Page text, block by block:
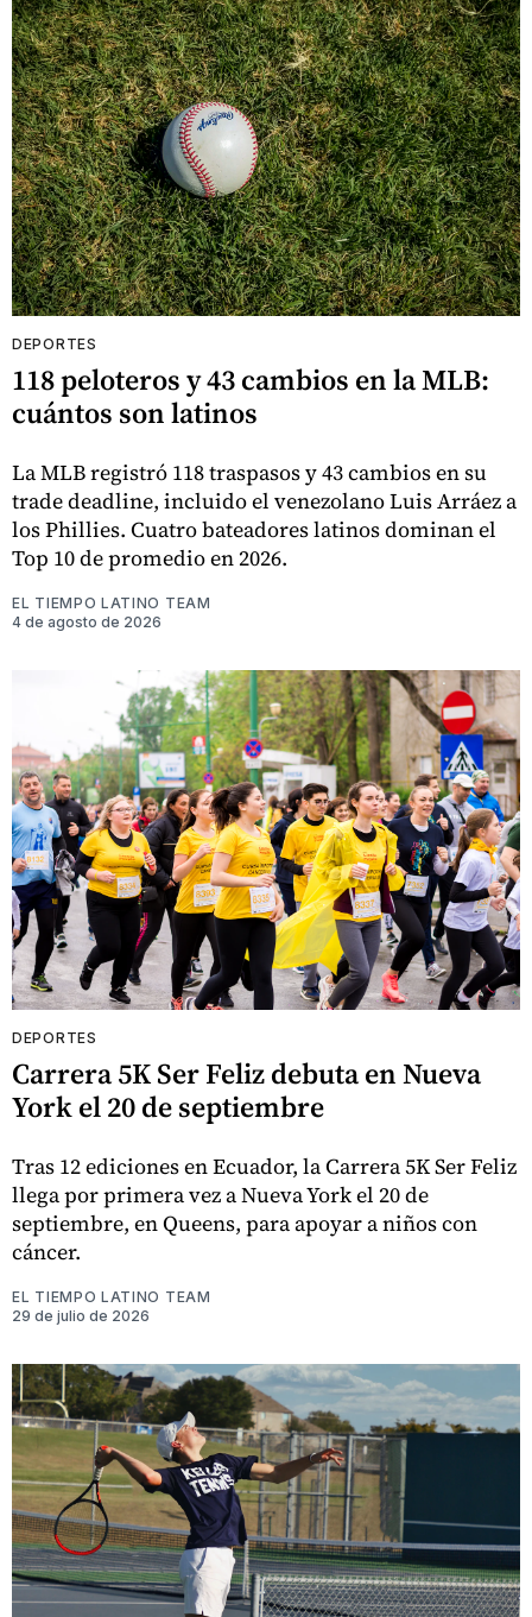
DEPORTES
118 peloteros y 43 cambios en la MLB:
cuántos son latinos
La MLB registró 118 traspasos y 43 cambios en su
trade deadline, incluido el venezolano Luis Arráez a
los Phillies. Cuatro bateadores latinos dominan el
Top 10 de promedio en 2026.
EL TIEMPO LATINO TEAM
4 de agosto de 2026
DEPORTES
Carrera 5K Ser Feliz debuta en Nueva
York el 20 de septiembre
Tras 12 ediciones en Ecuador, la Carrera 5K Ser Feliz
llega por primera vez a Nueva York el 20 de
septiembre, en Queens, para apoyar a niños con
cáncer.
EL TIEMPO LATINO TEAM
29 de julio de 2026